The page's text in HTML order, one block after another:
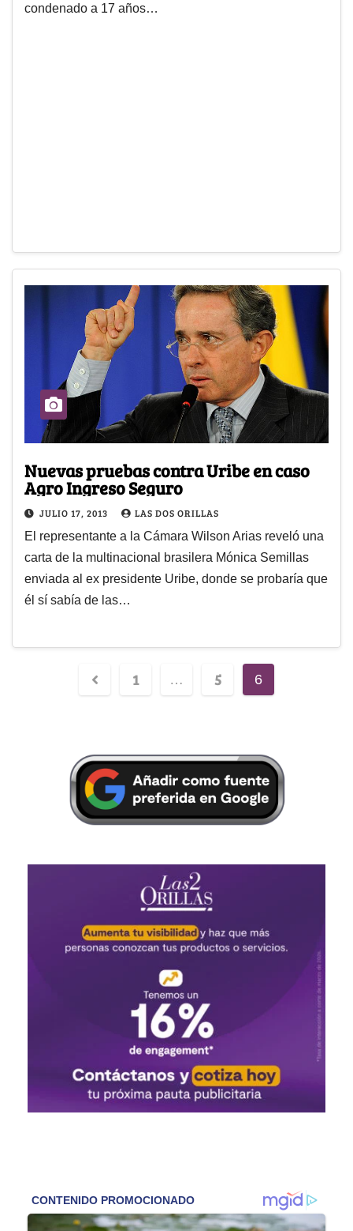
condenado a 17 años…
Nuevas pruebas contra Uribe en caso
Agro Ingreso Seguro
JULIO 17, 2013 LAS DOS ORILLAS
El representante a la Cámara Wilson Arias reveló una
carta de la multinacional brasilera Mónica Semillas
enviada al ex presidente Uribe, donde se probaría que
él sí sabía de las…
1 … 5 6